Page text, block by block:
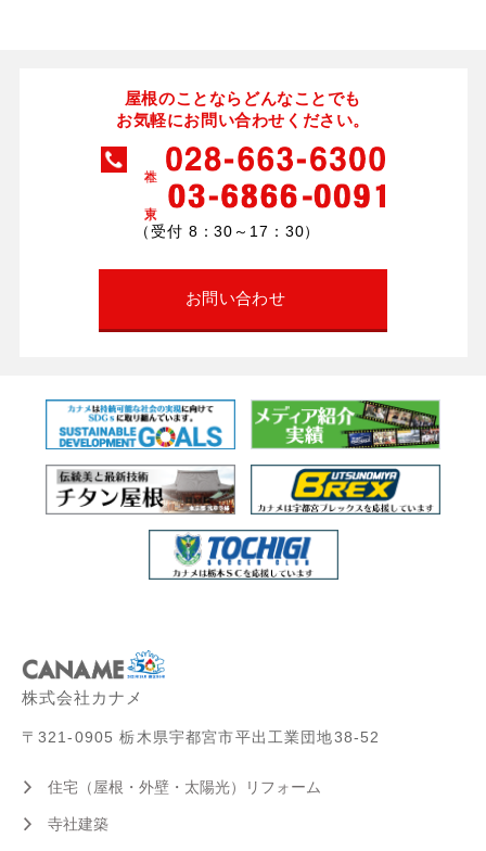
屋根のことならどんなことでも
お気軽にお問い合わせください。
（受付 8：30～17：30）
お問い合わせ
株式会社カナメ
〒321-0905 栃木県宇都宮市平出工業団地38-52
住宅（屋根・外壁・太陽光）リフォーム
寺社建築